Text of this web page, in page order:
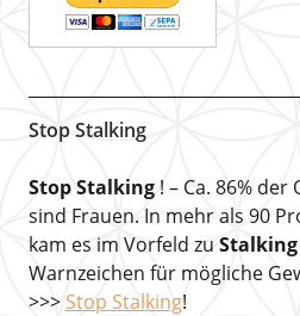
Stop Stalking
Stop Stalking! – Ca. 86% der
sind Frauen. In mehr als 90
kam es im Vorfeld zu Stalking
Warnzeichen für mögliche
>>> Stop Stalking!